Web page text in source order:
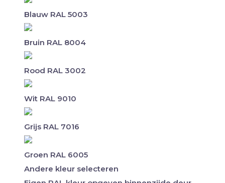
Blauw RAL 5003
Bruin RAL 8004
Rood RAL 3002
Wit RAL 9010
Grijs RAL 7016
Groen RAL 6005
Andere kleur selecteren